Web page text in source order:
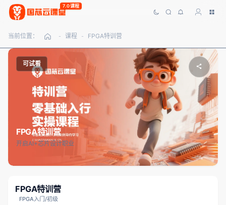
7.0课程
当前位置： - 课程 - FPGA特训营
FPGA特训营
开启AI+芯片设计职业
可试看
FPGA特训营
FPGA入门/初级